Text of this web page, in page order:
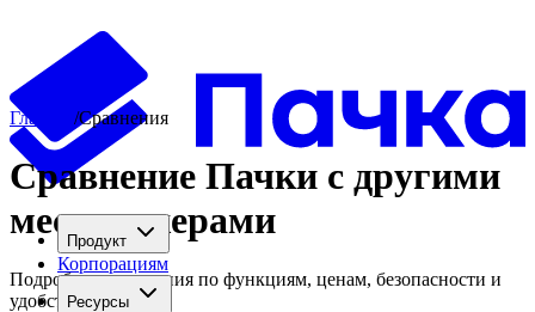
Продукт
Корпорациям
Ресурсы
Главная /Сравнения
Сравнение Пачки с другими
мессенджерами
Подробные сравнения по функциям, ценам, безопасности и
удобству миграции